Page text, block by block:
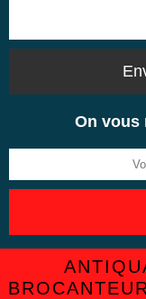
On vous